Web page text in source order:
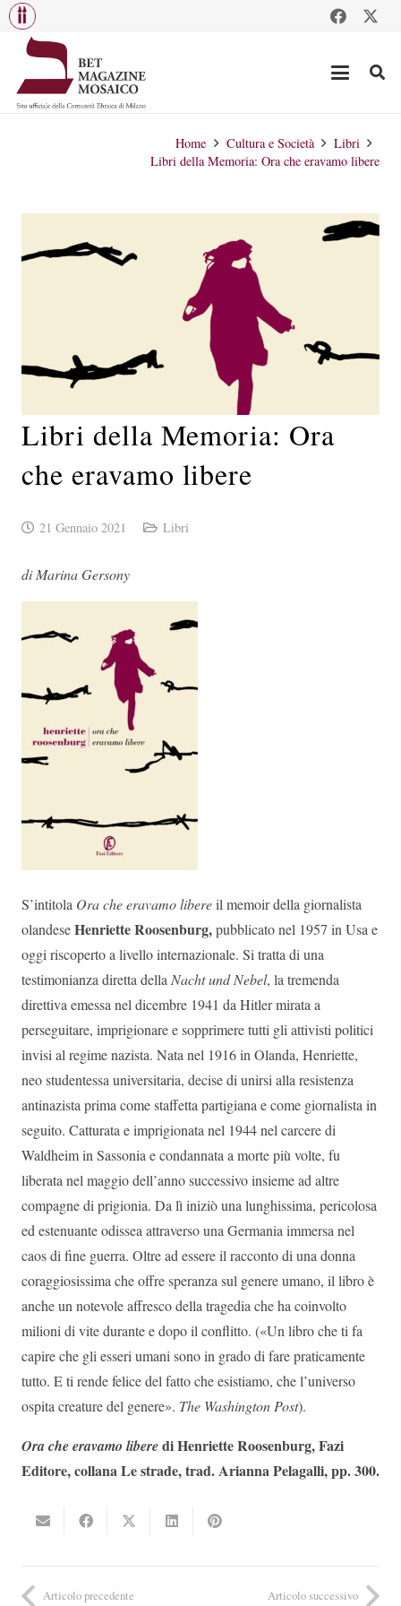
Home Cultura e Società
Libri
Libri della Memoria: Ora che eravamo libere
Libri della Memoria: Ora
che eravamo libere
21 Gennaio 2021 Libri
di Marina Gersony
S’intitola Ora che eravamo libereil memoir della giornalista
olandeseHenriette Roosenburg,pubblicato nel 1957 in Usa e
oggi riscoperto a livello internazionale. Si tratta di una
testimonianza diretta dellaNacht und Nebel, la tremenda
direttiva emessa nel dicembre 1941 da Hitler mirata a
perseguitare, imprigionare e sopprimere tutti gli attivisti politici
invisi al regime nazista. Nata nel 1916 in Olanda, Henriette,
neo studentessa universitaria, decise di unirsi alla resistenza
antinazista prima come staffetta partigiana e come giornalista in
seguito. Catturata e imprigionata nel 1944 nel carcere di
Waldheim in Sassonia e condannata a morte più volte, fu
liberata nel maggio dell’anno successivo insieme ad altre
compagne di prigionia. Da lì iniziò una lunghissima, pericolosa
ed estenuante odissea attraverso una Germania immersa nel
caos di fine guerra. Oltre ad essere il racconto di una donna
coraggiosissima che offre speranza sul genere umano, il libro è
anche un notevole affresco della tragedia che ha coinvolto
milioni di vite durante e dopo il conflitto. («Un libro che ti fa
capire che gli esseri umani sono in grado di fare praticamente
tutto. E ti rende felice del fatto che esistiamo, che l’universo
ospita creature del genere». The Washington Post).
Ora che eravamo liberedi Henriette Roosenburg, Fazi
Editore, collana Le strade, trad. Arianna Pelagalli, pp. 300.
Articolo precedente Articolo successivo